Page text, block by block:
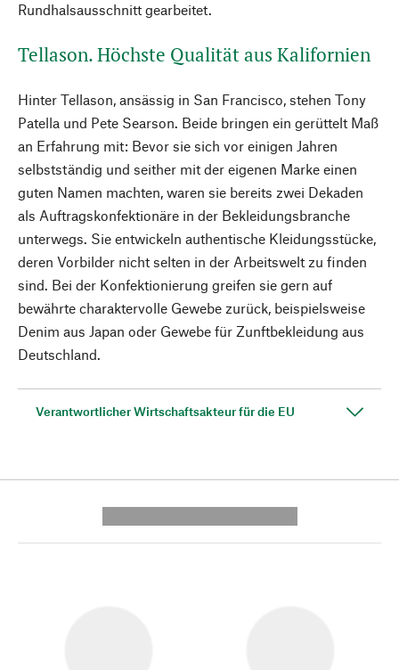
Rundhalsausschnitt gearbeitet.
Tellason. Höchste Qualität aus Kalifornien
Hinter Tellason, ansässig in San Francisco, stehen Tony
Patella und Pete Searson. Beide bringen ein gerüttelt Maß
an Erfahrung mit: Bevor sie sich vor einigen Jahren
selbstständig und seither mit der eigenen Marke einen
guten Namen machten, waren sie bereits zwei Dekaden
als Auftragskonfektionäre in der Bekleidungsbranche
unterwegs. Sie entwickeln authentische Kleidungsstücke,
deren Vorbilder nicht selten in der Arbeitswelt zu finden
sind. Bei der Konfektionierung greifen sie gern auf
bewährte charaktervolle Gewebe zurück, beispielsweise
Denim aus Japan oder Gewebe für Zunftbekleidung aus
Deutschland.
Verantwortlicher Wirtschaftsakteur für die EU